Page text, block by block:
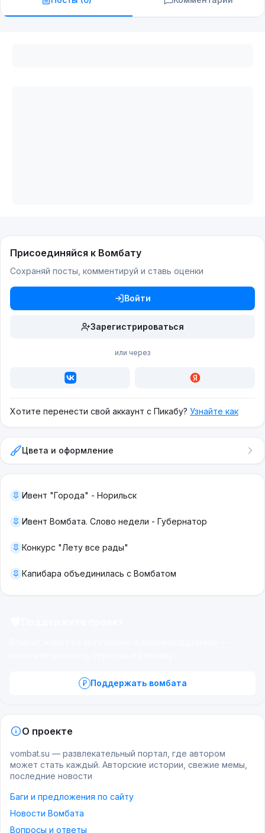
Присоединяйся к Вомбату
Сохраняй посты, комментируй и ставь оценки
Войти
Зарегистрироваться
или через
Хотите перенести свой аккаунт с Пикабу? Узнайте как
Цвета и оформление
Ивент "Города" - Норильск
Ивент Вомбата. Слово недели - Губернатор
Конкурс "Лету все рады"
Капибара объединилась с Вомбатом
Поддержать вомбата
О проекте
vombat.su — развлекательный портал, где автором
может стать каждый. Авторские истории, свежие мемы,
последние новости
Баги и предложения по сайту
Новости Вомбата
Вопросы и ответы